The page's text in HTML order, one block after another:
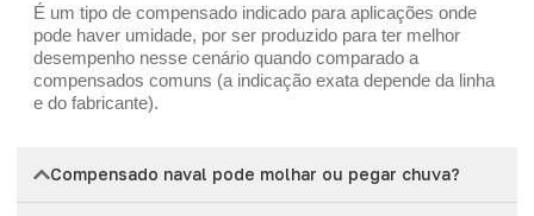
É um tipo de compensado indicado para aplicações onde
pode haver umidade, por ser produzido para ter melhor
desempenho nesse cenário quando comparado a
compensados comuns (a indicação exata depende da linha
e do fabricante).
Compensado naval pode molhar ou pegar chuva?